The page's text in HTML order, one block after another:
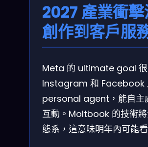
2027 產業衝
創作到客戶服
Meta 的 ultimate goal 很
Instagram 和 Facebook
personal agent，能自主
互動。Moltbook 的技術
態系，這意味明年內可能看